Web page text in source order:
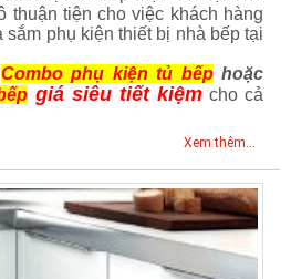
thuận tiện cho việc khách hàng
sắm phụ kiện thiết bị nhà bếp tại
Combo phụ kiện tủ bếphoặc
giá siêu tiết kiệm cho cả
Xem thêm...